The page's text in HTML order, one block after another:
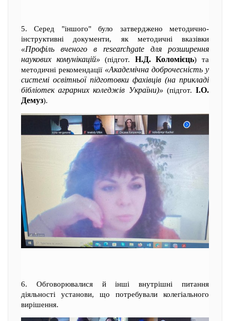
5. Серед "іншого" було затверджено методично-
інструктивні документи, як методичні вказівки
«Профіль вченого в researchgate для розширення
наукових комунікацій» (підгот. Н.Д. Коломієць) та
методичні рекомендації «Академічна доброчесність у
системі освітньої підготовки фахівців (на прикладі
бібліотек аграрних коледжів України)» (підгот.І.О.
Демуз).
6. Обговорювалися й інші внутрішні питання
діяльності установи, що потребували колегіального
вирішення.